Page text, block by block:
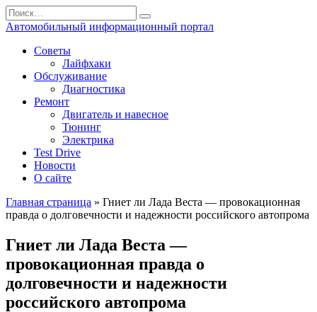
Перейти
к
Search
for:
Автомобильный информационный портал
Советы
Лайфхаки
Обслуживание
Диагностика
Ремонт
Двигатель и навесное
Тюнинг
Электрика
Test Drive
Новости
О сайте
Главная страница » Гниет ли Лада Веста — провокационная
правда о долговечности и надежности российского автопрома
Гниет ли Лада Веста —
провокационная правда о
долговечности и надежности
российского автопрома